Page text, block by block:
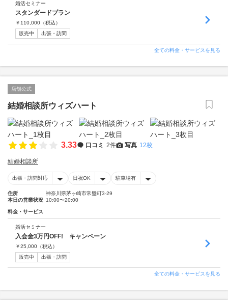
婚活セミナー
スタンダードプラン
￥ 110,000 （税込）
販売中
出張・訪問
全ての料金・サービスを見る
店舗公式
結婚相談所ウィズハート
3.33 口コミ 2件 写真 12枚
結婚相談所
出張・訪問対応 日祝OK 駐車場有
住所
神奈川県茅ヶ崎市常盤町3-29
本日の営業状況 10:00〜20:00
料金・サービス
婚活セミナー
入会金3万円OFF! キャンペーン
￥25,000 （税込）
販売中
出張・訪問
全ての料金・サービスを見る